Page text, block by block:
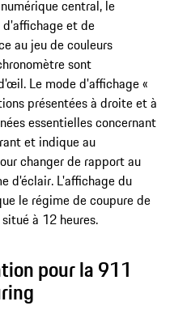
central, le
et de
au jeu de couleurs
sont
Le mode d'affichage «
présentées à droite et à
essentielles concernant
et indique au
changer de rapport au
d'éclair. L'affichage du
le régime de coupure de
à 12 heures.
pour la 911